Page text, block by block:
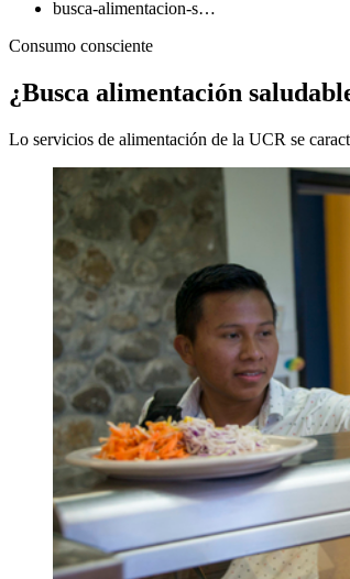
busca-alimentacion-s…
Consumo consciente
¿Busca alimentación
Lo servicios de alimentación de la UCR se